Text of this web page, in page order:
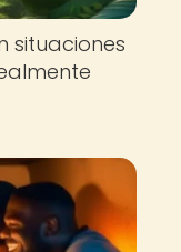
situaciones